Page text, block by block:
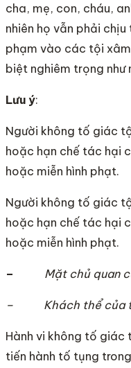
cha, mẹ, con, cháu,
nhiên họ vẫn phải
phạm vào các tội
biệt nghiêm trọng như
Lưu ý:
Người không tố giác
hoặc hạn chế tác hại
hoặc miễn hình phạt.
Người không tố giác
hoặc hạn chế tác hại
hoặc miễn hình phạt.
– Mặt chủ quan
– Khách thể của
Hành vi không tố
tiến hành tố tụng